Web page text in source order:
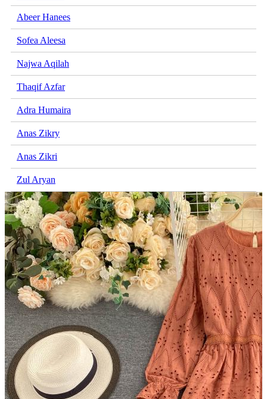
Abeer Hanees
Sofea Aleesa
Najwa Aqilah
Thaqif Azfar
Adra Humaira
Anas Zikry
Anas Zikri
Zul Aryan